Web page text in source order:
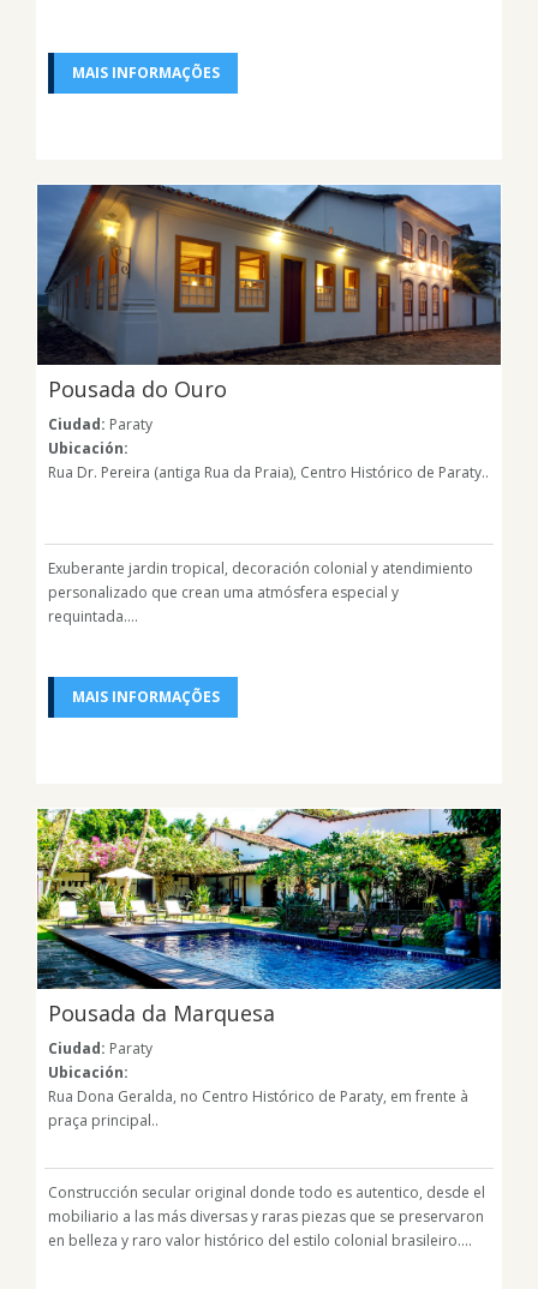
MAIS INFORMAÇÕES
Pousada do Ouro
Ciudad: Paraty
Ubicación:
Rua Dr. Pereira (antiga Rua da Praia), Centro Histórico de Paraty..
Exuberante jardin tropical, decoración colonial y atendimiento
personalizado que crean uma atmósfera especial y
requintada....
MAIS INFORMAÇÕES
Pousada da Marquesa
Ciudad: Paraty
Ubicación:
Rua Dona Geralda, no Centro Histórico de Paraty, em frente à
praça principal..
Construcción secular original donde todo es autentico, desde el
mobiliario a las más diversas y raras piezas que se preservaron
en belleza y raro valor histórico del estilo colonial brasileiro....